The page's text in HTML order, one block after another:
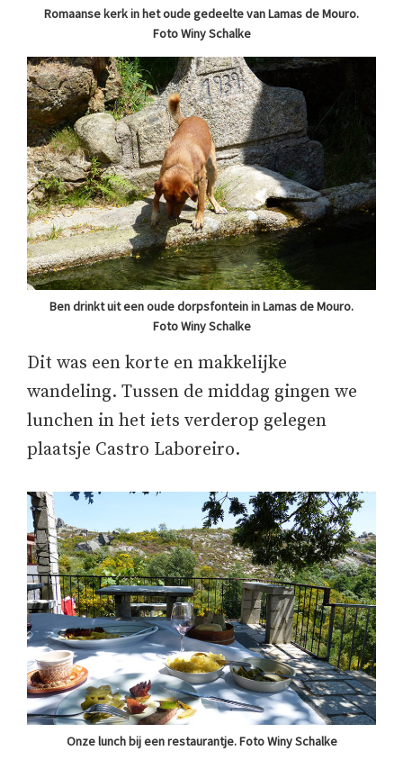
Romaanse kerk in het oude gedeelte van Lamas de Mouro.
Foto Winy Schalke
Ben drinkt uit een oude dorpsfontein in Lamas de Mouro.
Foto Winy Schalke
Dit was een korte en makkelijke
wandeling. Tussen de middag gingen we
lunchen in het iets verderop gelegen
plaatsje Castro Laboreiro.
Onze lunch bij een restaurantje. Foto Winy Schalke